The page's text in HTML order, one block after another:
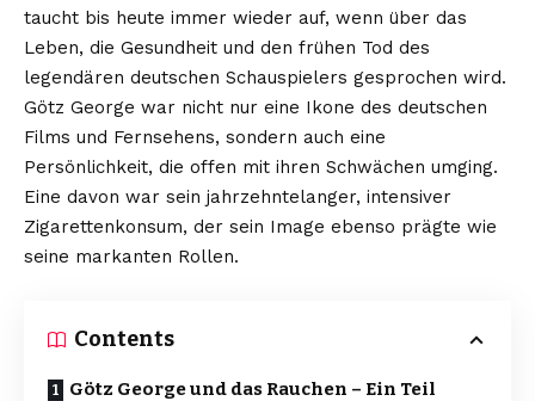
taucht bis heute immer wieder auf, wenn über das
Leben, die Gesundheit und den frühen Tod des
legendären deutschen Schauspielers gesprochen wird.
Götz George war nicht nur eine Ikone des deutschen
Films und Fernsehens, sondern auch eine
Persönlichkeit, die offen mit ihren Schwächen umging.
Eine davon war sein jahrzehntelanger, intensiver
Zigarettenkonsum, der sein Image ebenso prägte wie
seine markanten Rollen.
Contents
Götz George und das Rauchen – Ein Teil